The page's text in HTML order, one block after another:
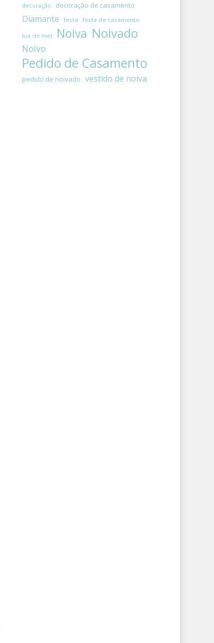
decoração decoração de casamento
Diamante festa festa de casamento
lua de mel Noiva Noivado
Noivo
Pedido de Casamento
pedido de noivado vestido de noiva